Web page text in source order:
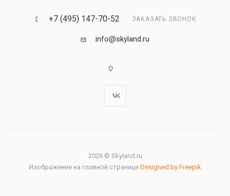
+7 (495) 147-70-52 ЗАКАЗАТЬ ЗВОНОК
info@skyland.ru
2026 © Skyland.ru
Изображение на главной странице Designed by Freepik